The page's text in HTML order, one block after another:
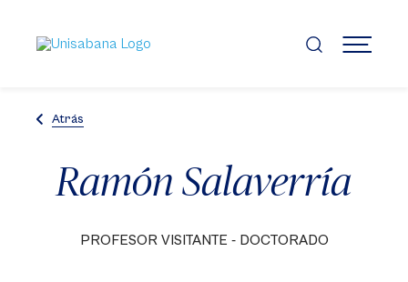
contenido
principal
MENÚ
Atrás
Ramón Salaverría
PROFESOR VISITANTE - DOCTORADO